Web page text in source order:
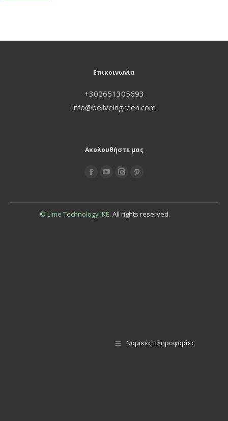
Επικοινωνία
+302651305693
info@beliveingreen.com
Ακολουθήστε μας
© Lime Technology IKE. All rights reserved.
Νομικές πληροφορίες